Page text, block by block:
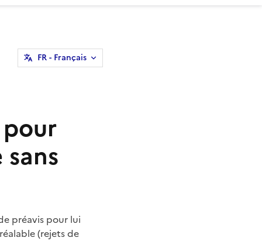
FR- Français
préavis pour lui
(rejets de